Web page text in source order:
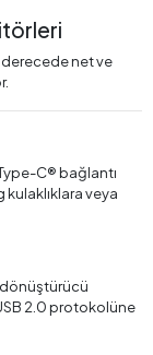
derecede net ve
C® bağlantı
veya
2.0 protokolüne